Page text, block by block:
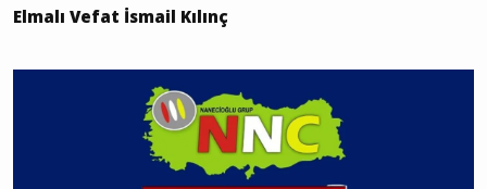
Elmalı Vefat İsmail Kılınç